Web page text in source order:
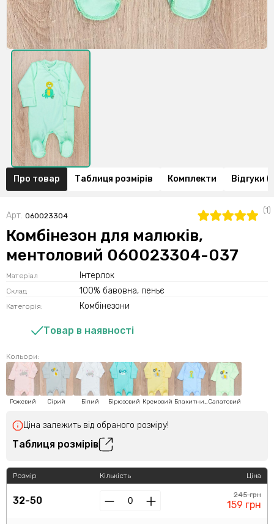
Про товар Таблиця розмірів Комплекти Відгуки
Арт. 060023304
(1)
Комбінезон для малюків,
ментоловий 060023304-037
Матеріал Інтерлок
Склад 100% бавовна, пеньє
Категорія: Комбінезони
Товар в наявності
Кольори:
Рожевий Сірий Білий Бірюзовий Кремовий БлакитнийСалатовий
Ціна залежить від обраного розміру!
Таблиця розмірів
Розмір
32-50
Кількість Ціна
245 грн
159 грн